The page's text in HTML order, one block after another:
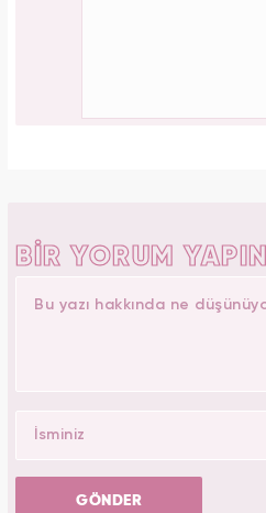
BİR YORUM YAPIN
GÖNDER